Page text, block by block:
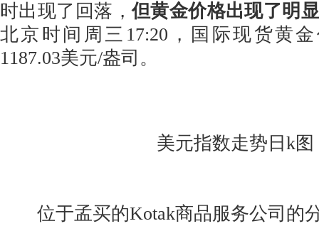
时出现了回落，但黄金价格出现了明
北京时间周三17:20，国际现货黄
1187.03美元/盎司。
美元指数走势日k图
位于孟买的Kotak商品服务公司的